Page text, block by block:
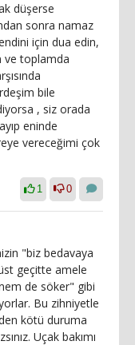
düşerse
sonra namaz
için dua edin,
ve toplamda
bile
, siz orada
eninde
vereceğimi çok
1 0
"biz bedavaya
geçitte amele
de söker" gibi
Bu zihniyetle
kötü duruma
Uçak bakımı